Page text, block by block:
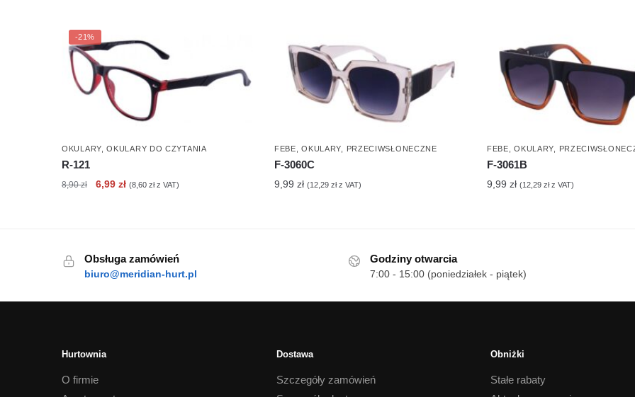
-21%
OKULARY,OKULARY DO CZYTANIA
R-121
8,90zł
Pierwotna
6,99złAktualna
(8,60złz VAT)
FEBE,OKULARY, PRZECIWSŁONECZNE
F-3060C
9,99 zł (12,29 złz VAT)
FEBE,OKULARY,
F-3061B
9,99 zł (12,29 złz VAT)
Obsługa zamówień
biuro@meridian-hurt.pl
Godziny otwarcia
7:00 - 15:00 (poniedziałek - piątek)
Hurtownia
O firmie
Dostawa
Szczegóły zamówień
Obniżki
Stałe rabaty